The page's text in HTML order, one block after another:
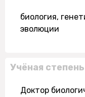
биология,
эволюции
Учёная степень
Доктор